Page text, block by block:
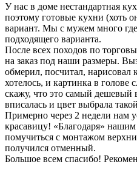
У нас в доме нестандартная
поэтому готовые кухни (хоть
вариант. Мы с мужем много
подходящего варианта.
После всех походов по
на заказ под наши размеры.
обмерил, посчитал,
хотелось, и картинка в голове
скажу, что это самый дешевый
вписалась и цвет выбрала
Примерно через 2 недели нам
красавицу! «Благодаря»
помучиться с монтажом
получился отменный.
Большое всем спасибо!